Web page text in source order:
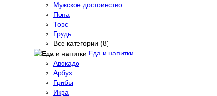
Мужское достоинство
Попа
Торс
Грудь
Все категории (8)
Еда и напитки
Авокадо
Арбуз
Грибы
Икра